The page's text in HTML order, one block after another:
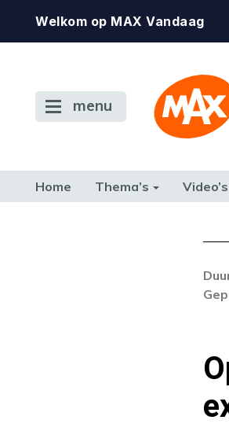
Welkom op MAX Vandaag
menu
Home Thema’s Video’s